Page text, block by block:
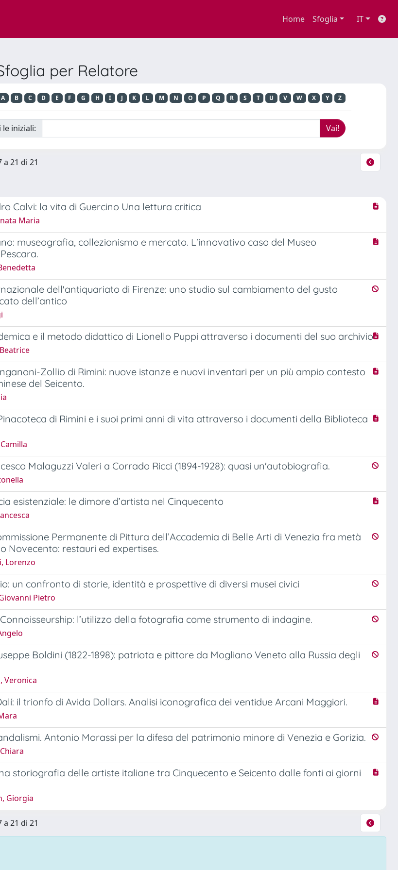
Home Sfoglia IT
per Relatore
A B C D E F G H I J K L M N O P Q R S T U V W X Y Z
le iniziali:
21 di 21
Calvi: la vita di Guercino Una lettura critica
Maria
museografia, collezionismo e mercato. L'innovativo caso del Museo
dell'antiquariato di Firenze: uno studio sul cambiamento del gusto
dell’antico
e il metodo didattico di Lionello Puppi attraverso i documenti del suo archivio
Zollio di Rimini: nuove istanze e nuovi inventari per un più ampio contesto
del Seicento.
di Rimini e i suoi primi anni di vita attraverso i documenti della Biblioteca
Malaguzzi Valeri a Corrado Ricci (1894-1928): quasi un'autobiografia.
esistenziale: le dimore d’artista nel Cinquecento
Permanente di Pittura dell’Accademia di Belle Arti di Venezia fra metà
Novecento: restauri ed expertises.
Lorenzo
un confronto di storie, identità e prospettive di diversi musei civici
Pietro
l’utilizzo della fotografia come strumento di indagine.
Boldini (1822-1898): patriota e pittore da Mogliano Veneto alla Russia degli
Veronica
il trionfo di Avida Dollars. Analisi iconografica dei ventidue Arcani Maggiori.
Antonio Morassi per la difesa del patrimonio minore di Venezia e Gorizia.
storiografia delle artiste italiane tra Cinquecento e Seicento dalle fonti ai giorni
Giorgia
21 di 21